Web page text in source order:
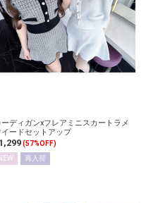
ーディガンxフレアミニスカートラメ
イードセットアップ
(57%OFF)
再入荷